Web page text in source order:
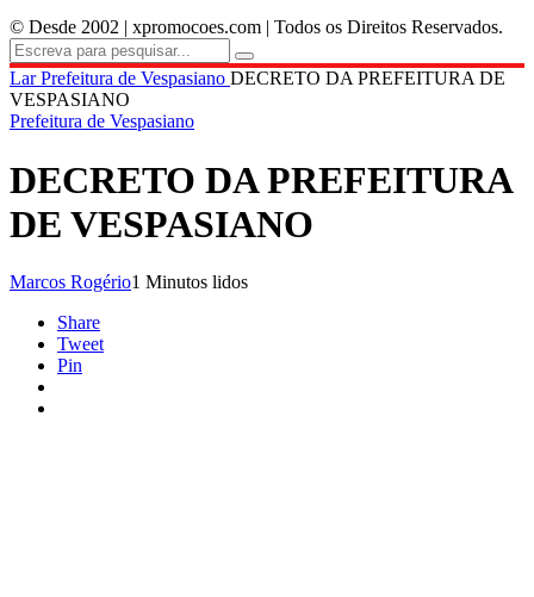
© Desde 2002 | xpromocoes.com | Todos os Direitos Reservados.
LarPrefeitura de Vespasiano DECRETO DA PREFEITURA DE
VESPASIANO
Prefeitura de Vespasiano
DECRETO DA PREFEITURA
DE VESPASIANO
Marcos Rogério1 Minutos lidos
Share
Tweet
Pin